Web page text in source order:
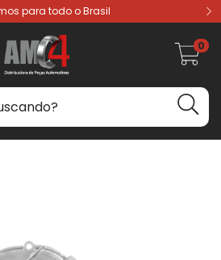
para todo o Brasil
0